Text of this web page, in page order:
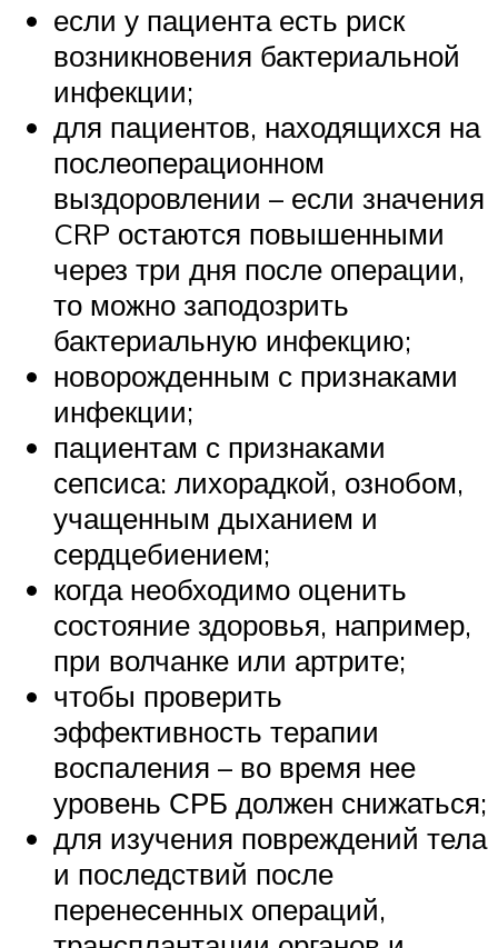
если у пациента есть риск
возникновения бактериальной
инфекции;
для пациентов, находящихся на
послеоперационном
выздоровлении – если значения
CRP остаются повышенными
через три дня после операции,
то можно заподозрить
бактериальную инфекцию;
новорожденным с признаками
инфекции;
пациентам с признаками
сепсиса: лихорадкой, ознобом,
учащенным дыханием и
сердцебиением;
когда необходимо оценить
состояние здоровья, например,
при волчанке или артрите;
чтобы проверить
эффективность терапии
воспаления – во время нее
уровень СРБ должен снижаться;
для изучения повреждений тела
и последствий после
перенесенных операций,